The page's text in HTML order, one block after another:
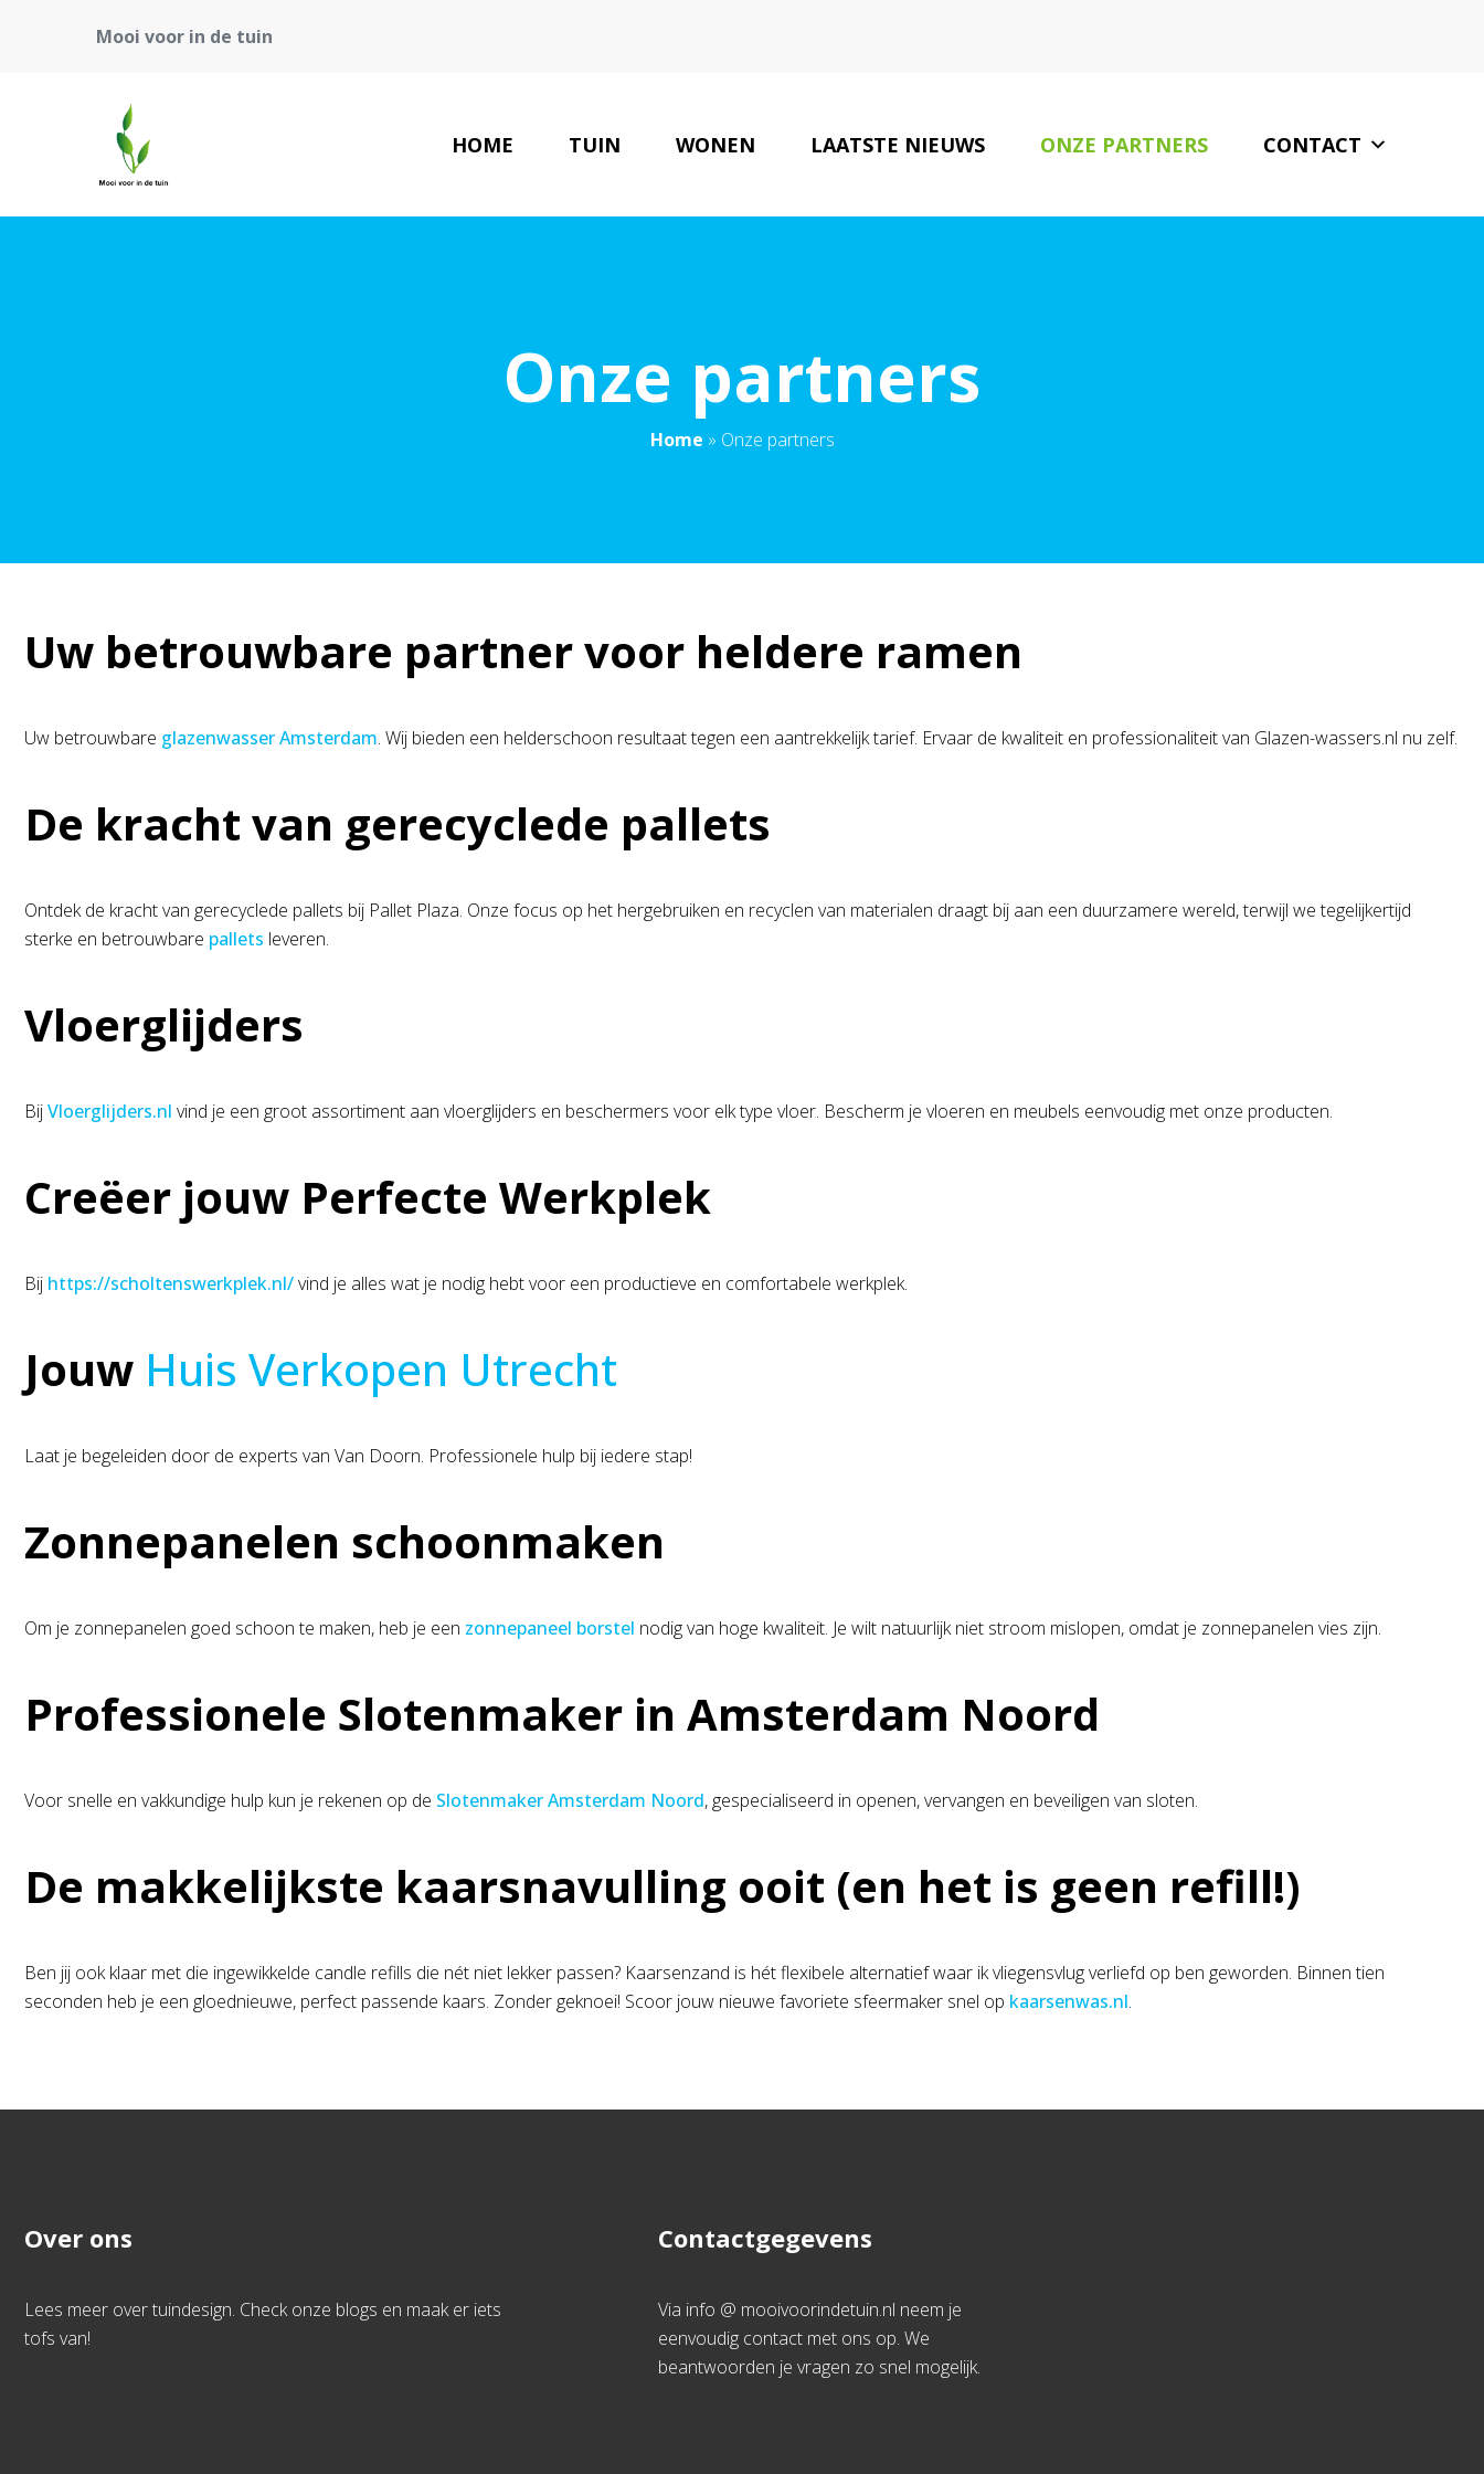
Mooi voor in de tuin
HOME TUIN WONEN LAATSTE NIEUWS ONZE PARTNERS CONTACT
Onze partners
Home » Onze partners
Uw betrouwbare partner voor heldere ramen
Uw betrouwbare glazenwasser Amsterdam. Wij bieden een helderschoon resultaat tegen een aantrekkelijk tarief. Ervaar de kwaliteit en professionaliteit van Glazen-wassers.nl nu zelf.
De kracht van gerecyclede pallets
Ontdek de kracht van gerecyclede pallets bij Pallet Plaza. Onze focus op het hergebruiken en recyclen van materialen draagt bij aan een duurzamere wereld, terwijl we tegelijkertijd
sterke en betrouwbare pallets leveren.
Vloerglijders
BijVloerglijders.nl vind je een groot assortiment aan vloerglijders en beschermers voor elk type vloer. Bescherm je vloeren en meubels eenvoudig met onze producten.
Creëer jouw Perfecte Werkplek
Bij https://scholtenswerkplek.nl/vind je alles wat je nodig hebt voor een productieve en comfortabele werkplek.
Jouw Huis Verkopen Utrecht
Laat je begeleiden door de experts van Van Doorn. Professionele hulp bij iedere stap!
Zonnepanelen schoonmaken
Om je zonnepanelen goed schoon te maken, heb je een zonnepaneel borstel nodig van hoge kwaliteit. Je wilt natuurlijk niet stroom mislopen, omdat je zonnepanelen vies zijn.
Professionele Slotenmaker in Amsterdam Noord
Voor snelle en vakkundige hulp kun je rekenen op de Slotenmaker Amsterdam Noord, gespecialiseerd in openen, vervangen en beveiligen van sloten.
De makkelijkste kaarsnavulling ooit (en het is geen refill!)
Ben jij ook klaar met die ingewikkelde candle refills die nét niet lekker passen? Kaarsenzand is hét flexibele alternatief waar ik vliegensvlug verliefd op ben geworden. Binnen tien
seconden heb je een gloednieuwe, perfect passende kaars. Zonder geknoei! Scoor jouw nieuwe favoriete sfeermaker snel op kaarsenwas.nl.
Over ons
Lees meer over tuindesign. Check onze blogs en maak er iets
tofs van!
Contactgegevens
Via info @ mooivoorindetuin.nl neem je
eenvoudig contact met ons op. We
beantwoorden je vragen zo snel mogelijk.